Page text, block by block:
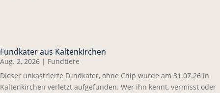
Fundkater aus Kaltenkirchen
Aug. 2, 2026 | Fundtiere
Dieser unkastrierte Fundkater, ohne Chip wurde am 31.07.26 in
Kaltenkirchen verletzt aufgefunden. Wer ihn kennt, vermisst oder